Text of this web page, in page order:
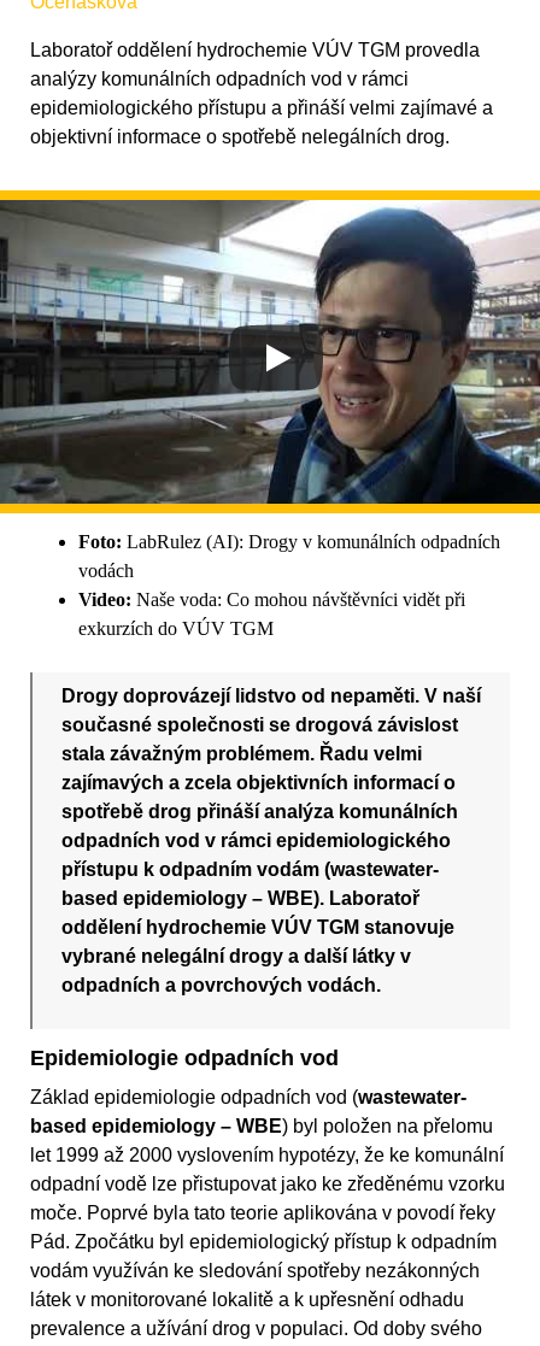
Laboratoř oddělení hydrochemie VÚV TGM provedla
analýzy komunálních odpadních vod v rámci
epidemiologického přístupu a přináší velmi zajímavé a
objektivní informace o spotřebě nelegálních drog.
Foto: LabRulez (AI): Drogy v komunálních odpadních
vodách
Video: Naše voda: Co mohou návštěvníci vidět při
exkurzích do VÚV TGM
Drogy doprovázejí lidstvo od nepaměti. V naší
současné společnosti se drogová závislost
stala závažným problémem. Řadu velmi
zajímavých a zcela objektivních informací o
spotřebě drog přináší analýza komunálních
odpadních vod v rámci epidemiologického
přístupu k odpadním vodám (wastewater-
based epidemiology – WBE). Laboratoř
oddělení hydrochemie VÚV TGM stanovuje
vybrané nelegální drogy a další látky v
odpadních a povrchových vodách.
Epidemiologie odpadních vod
Základ epidemiologie odpadních vod (wastewater-
based epidemiology – WBE) byl položen na přelomu
let 1999 až 2000 vyslovením hypotézy, že ke komunální
odpadní vodě lze přistupovat jako ke zředěnému vzorku
moče. Poprvé byla tato teorie aplikována v povodí řeky
Pád. Zpočátku byl epidemiologický přístup k odpadním
vodám využíván ke sledování spotřeby nezákonných
látek v monitorované lokalitě a k upřesnění odhadu
prevalence a užívání drog v populaci. Od doby svého